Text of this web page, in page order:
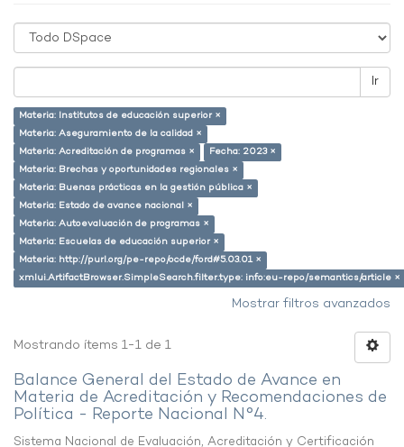
Ir
Materia: Institutos de educación superior ×
Materia: Aseguramiento de la calidad ×
Materia: Acreditación de programas ×
Fecha: 2023 ×
Materia: Brechas y oportunidades regionales ×
Materia: Buenas prácticas en la gestión pública ×
Materia: Estado de avance nacional ×
Materia: Autoevaluación de programas ×
Materia: Escuelas de educación superior ×
Materia: http://purl.org/pe-repo/ocde/ford#5.03.01 ×
xmlui.ArtifactBrowser.SimpleSearch.filter.type: info:eu-repo/semantics/article ×
Mostrar filtros avanzados
Mostrando ítems 1-1 de 1
Balance General del Estado de Avance en
Materia de Acreditación y Recomendaciones de
Política - Reporte Nacional N°4.
Sistema Nacional de Evaluación, Acreditación y Certificación